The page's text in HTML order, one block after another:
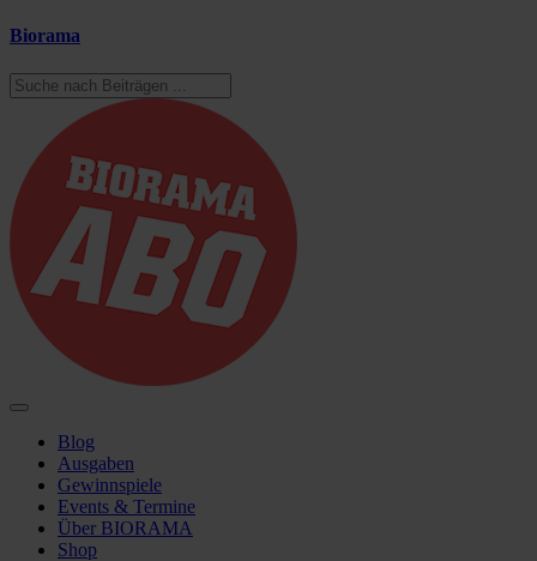
Biorama
Blog
Ausgaben
Gewinnspiele
Events & Termine
Über BIORAMA
Shop